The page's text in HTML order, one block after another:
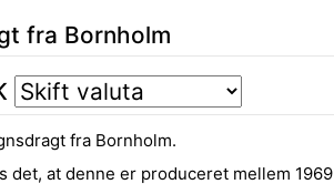
fra Bornholm
fra Bornholm.
det, at denne er produceret mellem 1969